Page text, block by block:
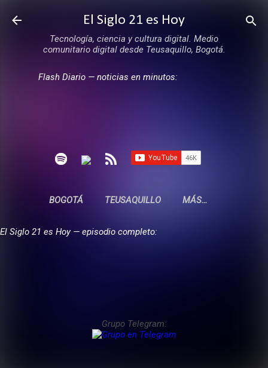
Ir al contenido principal
El Siglo 21 es Hoy
Tecnología, ciencia y cultura digital. Medio
comunitario digital desde Teusaquillo, Bogotá.
Flash Diario — noticias en minutos:
BOGOTÁ TEUSAQUILLO MÁS…
El Siglo 21 es Hoy — episodio completo:
Grupo Telegram: